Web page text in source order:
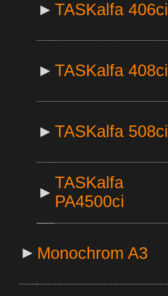
► TASKalfa 406ci
► TASKalfa 408ci
► TASKalfa 508ci
►
TASKalfa
PA4500ci
► Monochrom A3